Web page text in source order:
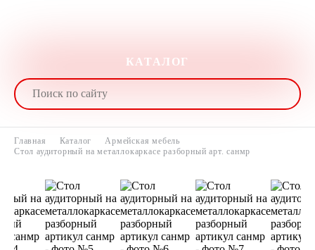
КАТАЛОГ
Главная Каталог
Армейская мебель
Стол аудиторный на металлокаркасе разборный арт. санмр